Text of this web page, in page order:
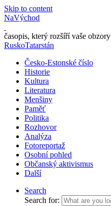
Skip to content
NaVýchod
časopis, který rozšíří vaše obzory
RuskoTatarstán
Česko-Estonské číslo
Historie
Kultura
Literatura
Menšiny
Paměť
Politika
Rozhovor
Analýza
Fotoreportaž
Osobní pohled
Občanský aktivismus
Další
Search
Search for: